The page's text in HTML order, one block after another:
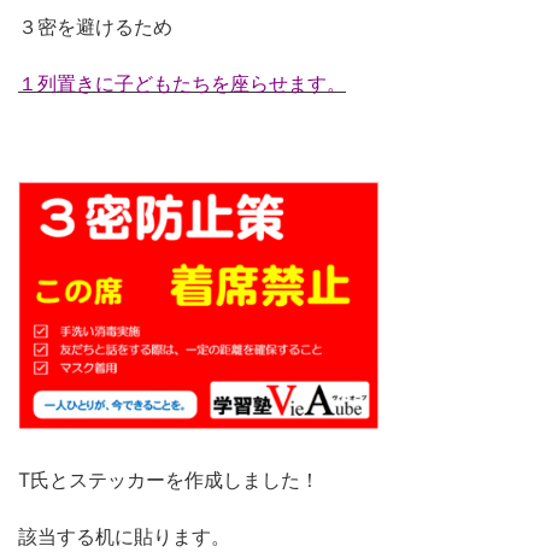
３密を避けるため
１列置きに子どもたちを座らせます。
T氏とステッカーを作成しました！
該当する机に貼ります。